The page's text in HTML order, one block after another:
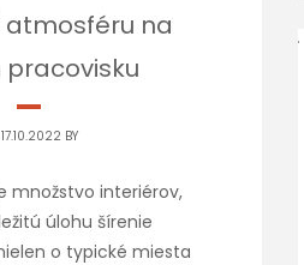
atmosféru na
BY
množstvo interiérov,
úlohu šírenie
o typické miesta